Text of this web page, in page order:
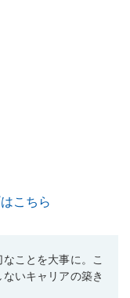
こちら
ことを大事に。こ
いキャリアの築き